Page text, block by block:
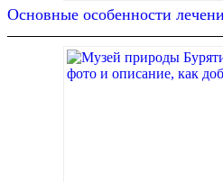
Основные особенности